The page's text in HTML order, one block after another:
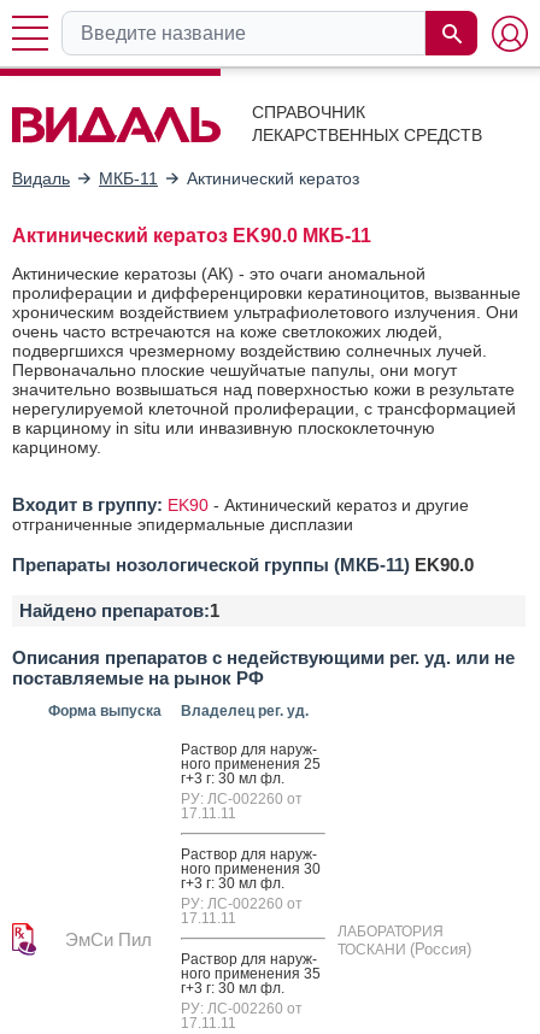
СПРАВОЧНИК
ЛЕКАРСТВЕННЫХ СРЕДСТВ
Видаль МКБ-11 Актинический кератоз
Актинический кератоз EK90.0 МКБ-11
Актинические кератозы (АК) - это очаги аномальной
пролиферации и дифференцировки кератиноцитов, вызванные
хроническим воздействием ультрафиолетового излучения. Они
очень часто встречаются на коже светлокожих людей,
подвергшихся чрезмерному воздействию солнечных лучей.
Первоначально плоские чешуйчатые папулы, они могут
значительно возвышаться над поверхностью кожи в результате
нерегулируемой клеточной пролиферации, с трансформацией
в карциному in situ или инвазивную плоскоклеточную
карциному.
Входит в группу: EK90 - Актинический кератоз и другие
отграниченные эпидермальные дисплазии
Препараты нозологической группы (МКБ-11) EK90.0
Найдено препаратов:1
Описания препаратов с недействующими рег. уд. или не
поставляемые на рынок РФ
Форма выпуска Владелец рег. уд.
ЭмСи Пил
Рас­твор для на­руж­
но­го при­мене­ния 25
г+3 г: 30 мл фл.
РУ: ЛС-002260 от
17.11.11
Рас­твор для на­руж­
но­го при­мене­ния 30
г+3 г: 30 мл фл.
РУ: ЛС-002260 от
17.11.11
Рас­твор для на­руж­
но­го при­мене­ния 35
г+3 г: 30 мл фл.
РУ: ЛС-002260 от
17.11.11
ЛАБОРАТОРИЯ
ТОСКАНИ (Россия)